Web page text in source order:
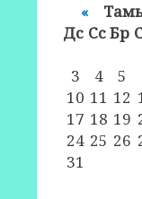
«
Дс CcБр
3
4 5
10 11 12
17 18 19
24 25 26
31